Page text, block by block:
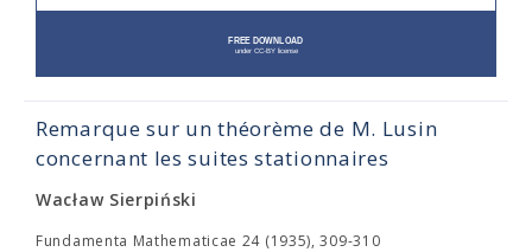
Remarque sur un théorème de M. Lusin
concernant les suites stationnaires
Wacław Sierpiński
Fundamenta Mathematicae 24 (1935), 309-310